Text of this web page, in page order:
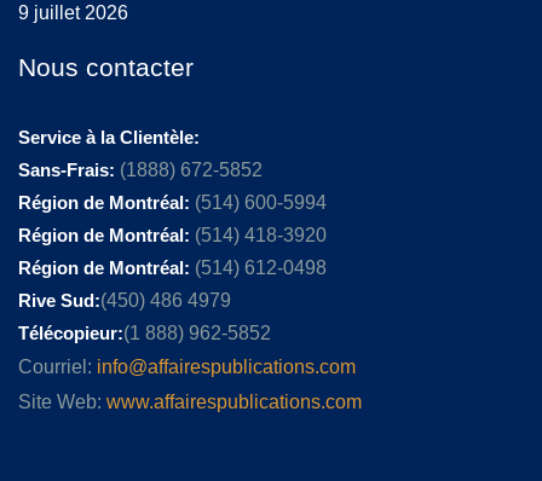
9 juillet 2026
Nous contacter
Service à la Clientèle:
Sans-Frais: (1888) 672-5852
Région de Montréal: (514) 600-5994
Région de Montréal: (514) 418-3920
Région de Montréal: (514) 612-0498
Rive Sud:(450) 486 4979
Télécopieur:(1 888) 962-5852
Courriel: info@affairespublications.com
Site Web: www.affairespublications.com